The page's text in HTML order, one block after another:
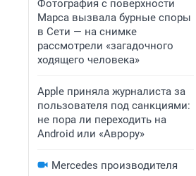
Фотография с поверхности
Марса вызвала бурные споры
в Сети — на снимке
рассмотрели «загадочного
ходящего человека»
Apple приняла журналиста за
пользователя под санкциями:
не пора ли переходить на
Android или «Аврору»
Mercedes производителя